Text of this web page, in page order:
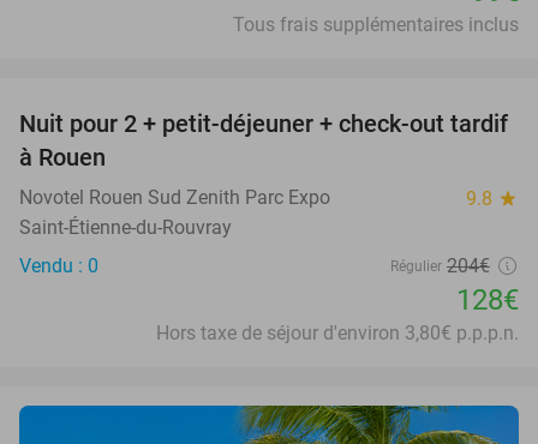
Tous frais supplémentaires inclus
37%
Nuit pour 2 + petit-déjeuner + check-out tardif
à Rouen
Novotel Rouen Sud Zenith Parc Expo 9.8 star
Saint-Étienne-du-Rouvray
Vendu : 0
Régulier 204€
128€
Hors taxe de séjour d'environ 3,80€ p.p.p.n.